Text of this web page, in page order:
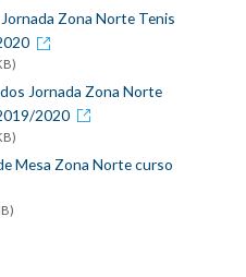
Zona Norte Tenis
Jornada Zona Norte
2020
Mesa Zona Norte curso